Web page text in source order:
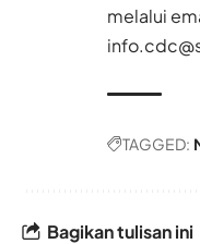
melalui
TAGGED:
Bagikan tulisan ini